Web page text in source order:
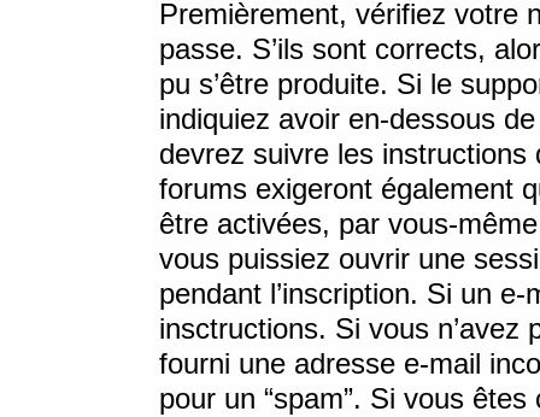
Premièrement, vérifiez votre
passe. S’ils sont corrects,
pu s’être produite. Si le
indiquiez avoir en-dessous
devrez suivre les
forums exigeront également
être activées, par vous-
vous puissiez ouvrir une
pendant l’inscription. Si un
insctructions. Si vous n’avez
fourni une adresse e-mail
pour un “spam”. Si vous